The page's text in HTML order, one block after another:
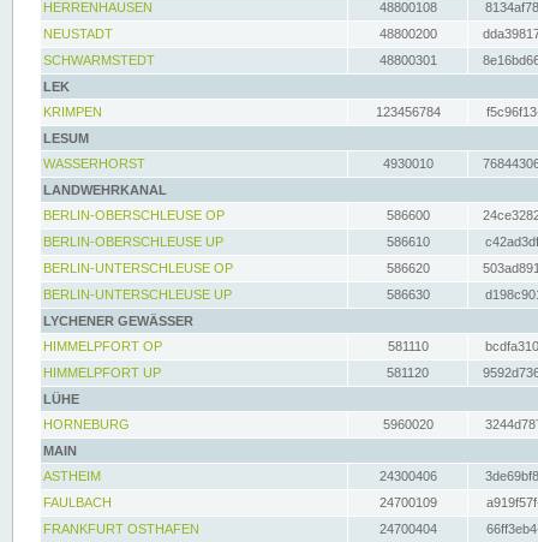
HERRENHAUSEN
48800108
NEUSTADT
48800200
SCHWARMSTEDT
48800301
LEK
KRIMPEN
123456784
LESUM
WASSERHORST
4930010
LANDWEHRKANAL
BERLIN-OBERSCHLEUSE OP
586600
BERLIN-OBERSCHLEUSE UP
586610
BERLIN-UNTERSCHLEUSE OP
586620
BERLIN-UNTERSCHLEUSE UP
586630
LYCHENER GEWÄSSER
HIMMELPFORT OP
581110
HIMMELPFORT UP
581120
LÜHE
HORNEBURG
5960020
MAIN
ASTHEIM
24300406
FAULBACH
24700109
FRANKFURT OSTHAFEN
24700404